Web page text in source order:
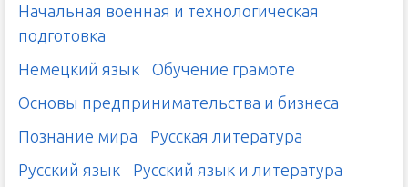
Начальная военная и технологическая
подготовка
Немецкий язык
Обучение грамоте
Основы предпринимательства и бизнеса
Познание мира
Русская литература
Русский язык
Русский язык и литература